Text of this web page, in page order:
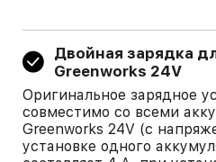
Двойная зарядка
Greenworks 24V
Оригинальное зарядное
совместимо со всеми
Greenworks 24V (с
установке одного